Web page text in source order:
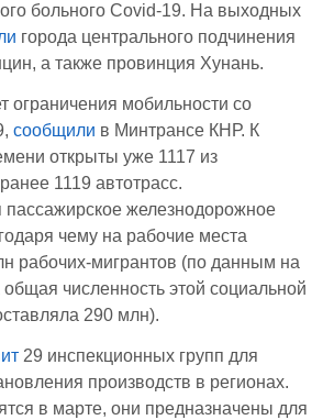
больного Covid-19. На выходных
города центрального подчинения
а также провинция Хунань.
ограничения мобильности со
сообщили в Минтрансе КНР. К
открыты уже 1117 из
1119 автотрасс.
пассажирское железнодорожное
чему на рабочие места
рабочих-мигрантов (по данным на
общая численность этой социальной
290 млн).
29 инспекционных групп для
производств в регионах.
в марте, они предназначены для